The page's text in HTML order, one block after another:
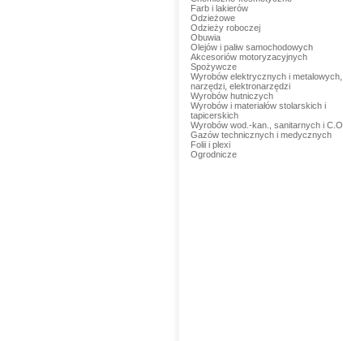
Farb i lakierów
Odzieżowe
Odzieży roboczej
Obuwia
Olejów i paliw samochodowych
Akcesoriów motoryzacyjnych
Spożywcze
Wyrobów elektrycznych i metalowych,
narzędzi, elektronarzędzi
Wyrobów hutniczych
Wyrobów i materiałów stolarskich i
tapicerskich
Wyrobów wod.-kan., sanitarnych i C.O.
Gazów technicznych i medycznych
Folii i plexi
Ogrodnicze